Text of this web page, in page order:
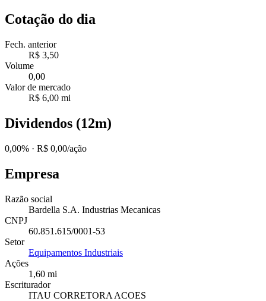
Cotação do dia
Fech. anterior
R$ 3,50
Volume
0,00
Valor de mercado
R$ 6,00 mi
Dividendos (12m)
0,00% · R$ 0,00/ação
Empresa
Razão social
Bardella S.A. Industrias Mecanicas
CNPJ
60.851.615/0001-53
Setor
Equipamentos Industriais
Ações
1,60 mi
Escriturador
ITAU CORRETORA ACOES